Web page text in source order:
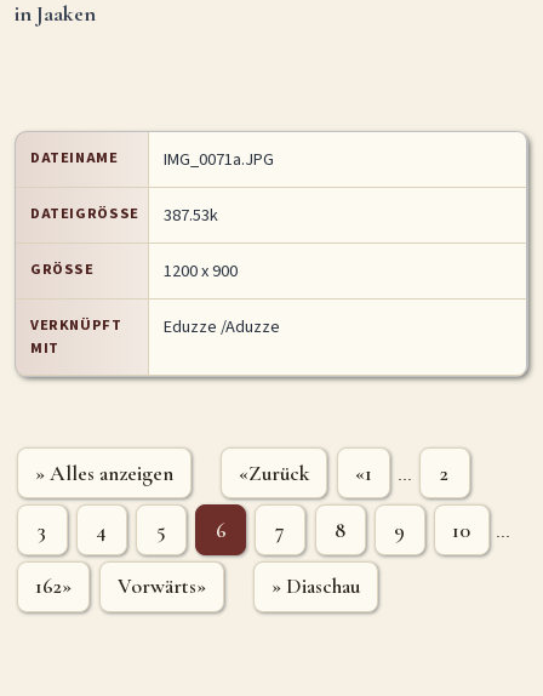
in Jaaken
DATEINAME IMG_0071a.JPG
DATEIGRÖSSE 387.53k
GRÖSSE 1200 x 900
VERKNÜPFT
MIT
Eduzze /Aduzze
» Alles anzeigen «Zurück «1 2
3 4 5 6 7 8 9 10
162» Vorwärts» » Diaschau